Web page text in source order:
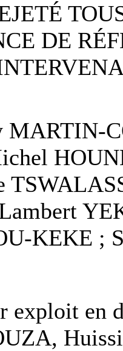
DE
MARTIN-
KEKE ;
exploit en